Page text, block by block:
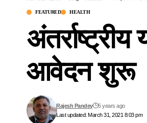
FEATURED HEALTH
आवेदन शुरू
Last updated: March 31, 2021 8:03 pm
Rajesh Pandey 5 years ago